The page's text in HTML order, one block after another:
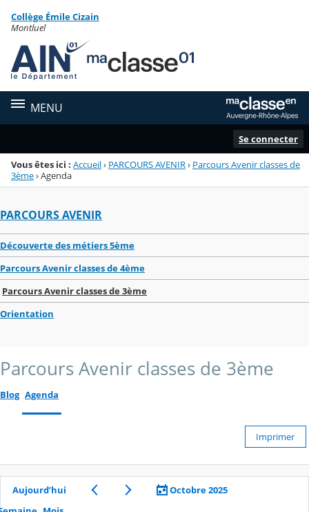
Menu de la rubrique
Contenu
Collège Émile Cizain
Montluel
MENU
Se connecter
Vous êtes ici : Accueil› PARCOURS AVENIR› Parcours Avenir classes de
3ème›Agenda
PARCOURS AVENIR
Découverte des métiers 5ème
Parcours Avenir classes de 4ème
Parcours Avenir classes de 3ème
Orientation
Parcours Avenir classes de 3ème
Blog Agenda
Imprimer
Aujourd’hui
Octobre 2025